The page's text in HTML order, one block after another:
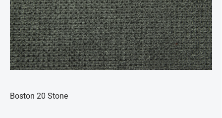
Boston 20 Stone